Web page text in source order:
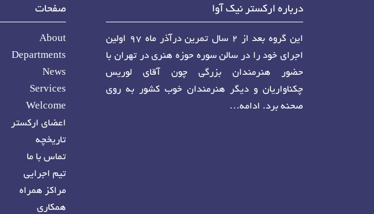
درباره ارکستر نیک آوا
این گروه بعد از ۲ سال تمرین درآذر ماه ۹۷ اولین
اجرای خود را در سالن سوره حوزه هنری در تهران با
حضور هنرمندان بزرگی چون آقای لوریس
چکناواریان و دیگر هنرمندان خوب کشور به روی
صحنه برد. ادامه…
صفحات
About
Departments
News
Services
Welcome
اعضای ارکستر
تاریخچه
تماس با ما
تیم اجرایی
مراکز همراه
همکاری